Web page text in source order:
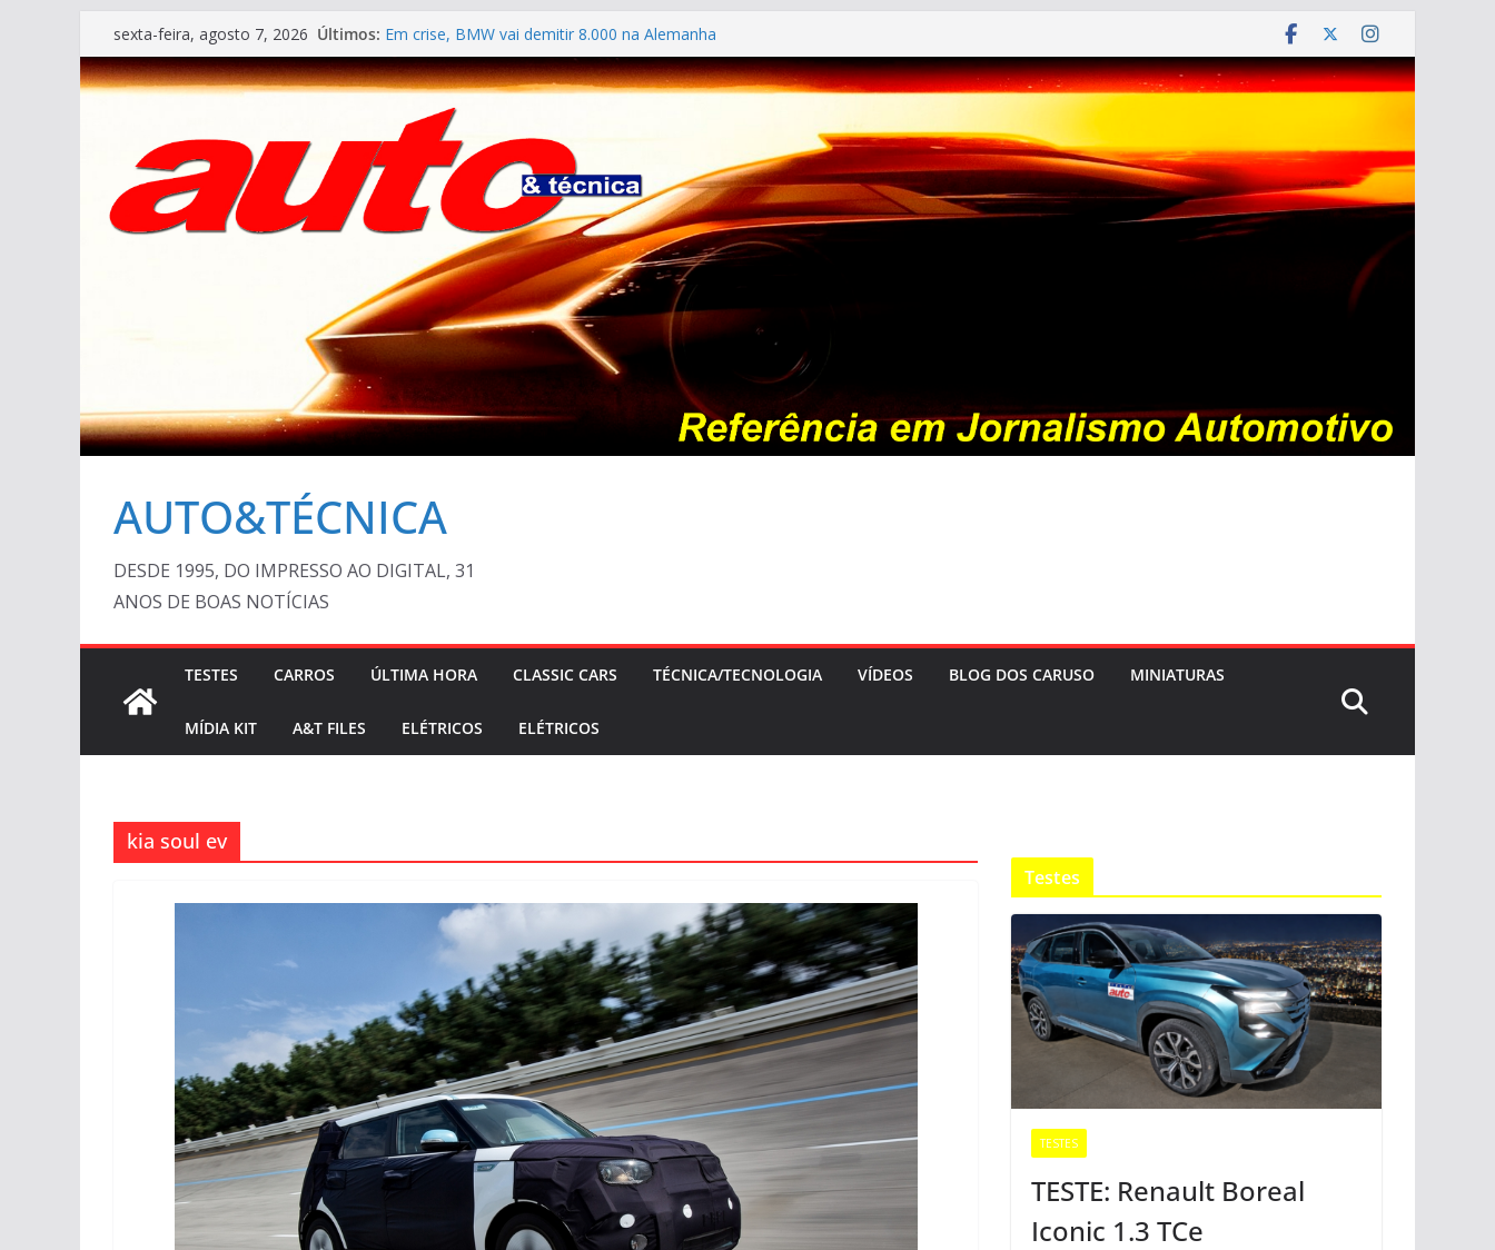
Pular
para
o
sexta-feira, agosto 7, 2026 Últimos: Em crise, BMW vai demitir 8.000 na Alemanha
VÍDEO ESPECIAL: os antigos no “Poços Classic Car 2026”
AUTO&TÉCNICA FILES #139 – Chevrolet Calibra 1993
Cristiano Ronaldo mostra sua garagem
Ferrari Luce 2026: esgotada em dois meses
AUTO&TÉCNICA
DESDE 1995, DO IMPRESSO AO DIGITAL, 31
ANOS DE BOAS NOTÍCIAS
TESTES CARROS ÚLTIMA HORA CLASSIC CARS TÉCNICA/TECNOLOGIA VÍDEOS BLOG DOS CARUSO MINIATURAS
MÍDIA KIT A&T FILES ELÉTRICOS ELÉTRICOS
kia soul ev
Testes
TESTES
TESTE: Renault Boreal
Iconic 1.3 TCe